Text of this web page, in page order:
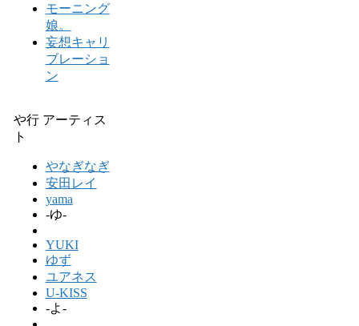
モーニング
娘。
妄想キャリ
ブレーショ
ン
や行 アーティス
ト
やなぎなぎ
安田レイ
yama
-ゆ-
YUKI
ゆず
ユアネス
U-KISS
-よ-